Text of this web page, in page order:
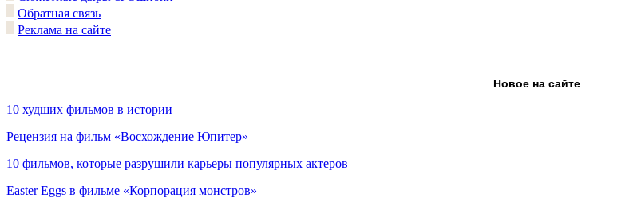
Обратная связь
Реклама на сайте
Новое на сайте
10 худших фильмов в истории
Рецензия на фильм «Восхождение Юпитер»
10 фильмов, которые разрушили карьеры популярных актеров
Easter Eggs в фильме «Корпорация монстров»